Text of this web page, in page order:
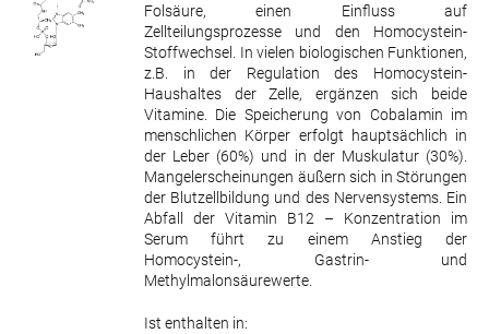
Folsäure, einen Einfluss auf
Zellteilungsprozesse und den Homocystein-
Stoffwechsel. In vielen biologischen Funktionen,
z.B. in der Regulation des Homocystein-
Haushaltes der Zelle, ergänzen sich beide
Vitamine. Die Speicherung von Cobalamin im
menschlichen Körper erfolgt hauptsächlich in
der Leber (60%) und in der Muskulatur (30%).
Mangelerscheinungen äußern sich in Störungen
der Blutzellbildung und des Nervensystems. Ein
Abfall der Vitamin B12 – Konzentration im
Serum führt zu einem Anstieg der
Homocystein-, Gastrin- und
Methylmalonsäurewerte.
Ist enthalten in: